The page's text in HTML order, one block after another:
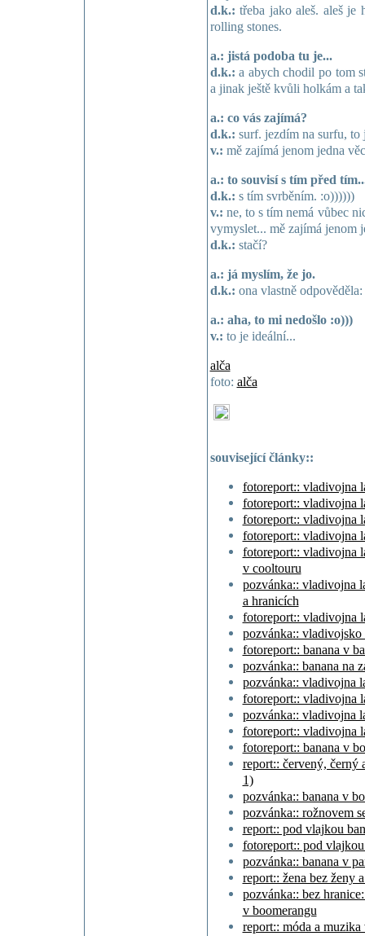
d.k.: třeba jako aleš. aleš je
rolling stones.
a.: jistá podoba tu je...
d.k.: a abych chodil po tom
a jinak ještě kvůli holkám a
a.: co vás zajímá?
d.k.: surf. jezdím na surfu, to
v.: mě zajímá jenom jedna
a.: to souvisí s tím před
d.k.: s tím svrběním. :o))))))
v.: ne, to s tím nemá vůbec
vymyslet... mě zajímá jenom
d.k.: stačí?
a.: já myslím, že jo.
d.k.: ona vlastně
a.: aha, to mi nedošlo :o)))
v.: to je ideální...
alča
foto: alča
související články::
fotoreport:: vladivojna
fotoreport:: vladivojna
fotoreport:: vladivojna
fotoreport:: vladivojna
fotoreport:: vladivojna
v cooltouru
pozvánka:: vladivojna
a hranicích
fotoreport:: vladivojna
pozvánka:: vladivojsko
fotoreport:: banana v
pozvánka:: banana na
pozvánka:: vladivojna
fotoreport:: vladivojna
pozvánka:: vladivojna
fotoreport:: vladivojna
fotoreport:: banana v
report:: červený, černý
1)
pozvánka:: banana v
pozvánka:: rožnovem
report:: pod vlajkou
fotoreport:: pod
pozvánka:: banana v
report:: žena bez ženy
pozvánka:: bez
v boomerangu
report:: móda a muzika